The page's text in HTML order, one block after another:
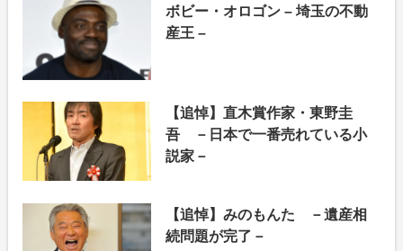
ボビー・オロゴン – 埼玉の不動
産王 –
【追悼】直木賞作家・東野圭
吾 －日本で一番売れている小
説家－
【追悼】みのもんた －遺産相
続問題が完了－